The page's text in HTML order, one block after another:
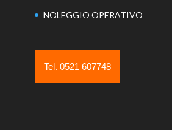
NOLEGGIO OPERATIVO
Tel. 0521 607748